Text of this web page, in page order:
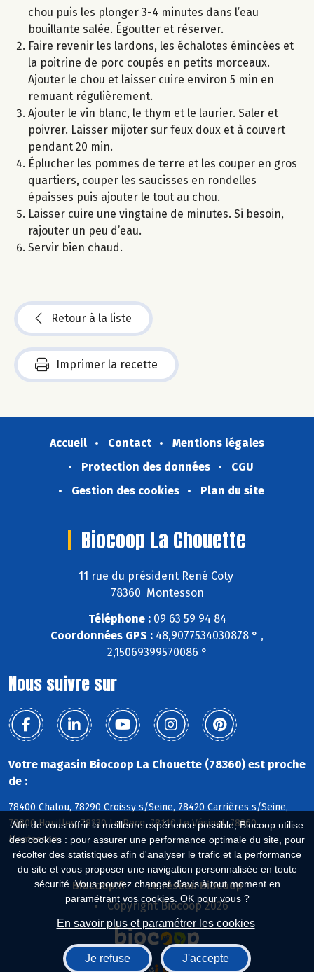
Afin de vous offrir la meilleure expérience possible, Biocoop utilise
des cookies : pour assurer une performance optimale du site, pour
récolter des statistiques afin d'analyser le trafic et la performance
du site et vous proposer une navigation personnalisée en toute
sécurité. Vous pouvez changer d'avis à tout moment en
paramétrant vos cookies. OK pour vous ?
En savoir plus et paramétrer les cookies
Je refuse J'accepte
chou puis les plonger 3-4 minutes dans l’eau
bouillante salée. Égoutter et réserver.
Faire revenir les lardons, les échalotes émincées et
la poitrine de porc coupés en petits morceaux.
Ajouter le chou et laisser cuire environ 5 min en
remuant régulièrement.
Ajouter le vin blanc, le thym et le laurier. Saler et
poivrer. Laisser mijoter sur feux doux et à couvert
pendant 20 min.
Éplucher les pommes de terre et les couper en gros
quartiers, couper les saucisses en rondelles
épaisses puis ajouter le tout au chou.
Laisser cuire une vingtaine de minutes. Si besoin,
rajouter un peu d’eau.
Servir bien chaud.
Retour à la liste
Imprimer la recette
Accueil Contact
Mentions légales
Protection des données
CGU
Gestion des cookies
Plan du site
Biocoop La Chouette
11 rue du président René Coty
78360 Montesson
Téléphone :09 63 59 94 84
Coordonnées GPS : 48,9077534030878 ° ,
2,15069399570086 °
Nous suivre sur
Votre magasin Biocoop La Chouette (78360) est proche
de :
78400 Chatou, 78290 Croissy s/Seine, 78420 Carrières s/Seine,
78800 Houilles, 78230 Le Pecq, 78110 Le Vésinet, 78360
Montesson
Biocoop.fr
Le réseau Biocoop
Copyright Biocoop 2026